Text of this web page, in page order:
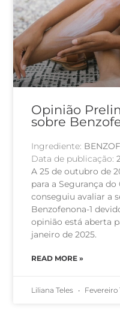
Opinião
sobre
Ingrediente:
Data de publicação:
A 25 de outubro de
para a Segurança
conseguiu avaliar a
Benzofenona-1
opinião está aberta
janeiro de 2025.
READ MORE »
Liliana Teles Fevereiro